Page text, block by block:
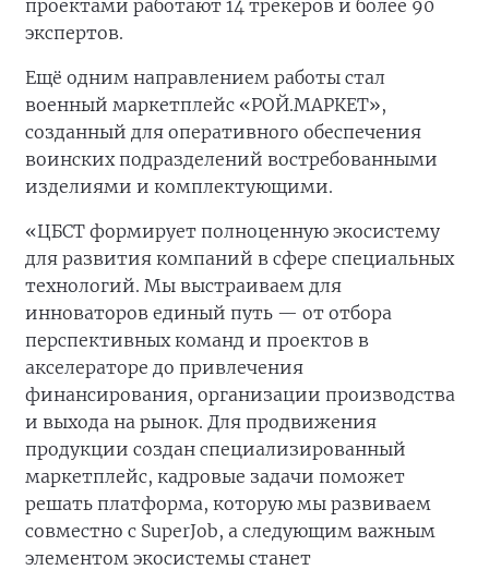
проектами работают 14 трекеров и более 90
экспертов.
Ещё одним направлением работы стал
военный маркетплейс «РОЙ.МАРКЕТ»,
созданный для оперативного обеспечения
воинских подразделений востребованными
изделиями и комплектующими.
«ЦБСТ формирует полноценную экосистему
для развития компаний в сфере специальных
технологий. Мы выстраиваем для
инноваторов единый путь — от отбора
перспективных команд и проектов в
акселераторе до привлечения
финансирования, организации производства
и выхода на рынок. Для продвижения
продукции создан специализированный
маркетплейс, кадровые задачи поможет
решать платформа, которую мы развиваем
совместно с SuperJob, а следующим важным
элементом экосистемы станет